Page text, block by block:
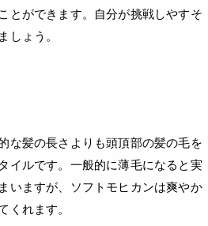
とができます。自分が挑戦しやすそ
しょう。
な髪の長さよりも頭頂部の髪の毛を
イルです。一般的に薄毛になると実
いますが、ソフトモヒカンは爽やか
くれます。